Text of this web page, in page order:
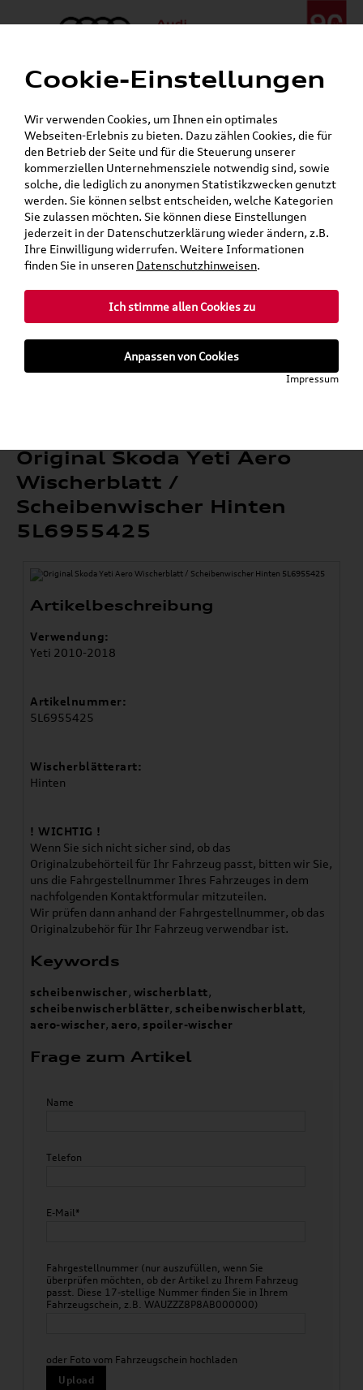
Menü
24h-Pannenhilfe:+49 (0)171 / 870 72 87
Öffnet in 2 Stunden, 34 Minuten
Verkauf:
Mo. - Fr. 08:00 - 19:00 Uhr Sa. 09:00 - 13:00 Uhr
Service:Mo. - Fr. 06:00 - 20:00 Uhr Sa. 08:00 - 13:00 Uhr
teilen Twitter Instagram WhatsApp E-Mail
» »
SKODA Original Teile »
Original Skoda Yeti Aero
Wischerblatt /
Scheibenwischer Hinten
5L6955425
Artikelbeschreibung
Verwendung:
Yeti 2010-2018
Artikelnummer:
5L6955425
Wischerblätterart:
Hinten
! WICHTIG !
Wenn Sie sich nicht sicher sind, ob das
Originalzubehörteil für Ihr Fahrzeug passt, bitten wir Sie,
uns die Fahrgestellnummer Ihres Fahrzeuges in dem
nachfolgenden Kontaktformular mitzuteilen.
Wir prüfen dann anhand der Fahrgestellnummer, ob das
Originalzubehör für Ihr Fahrzeug verwendbar ist.
Keywords
scheibenwischer, wischerblatt,
scheibenwischerblätter, scheibenwischerblatt,
aero-wischer, aero, spoiler-wischer
Frage zum Artikel
Name
Telefon
E-Mail*
Fahrgestellnummer (nur auszufüllen, wenn Sie
überprüfen möchten, ob der Artikel zu Ihrem Fahrzeug
passt. Diese 17-stellige Nummer finden Sie in Ihrem
Fahrzeugschein, z.B. WAUZZZ8P8AB000000)
oder Foto vom Fahrzeugschein hochladen
Upload
Cookie-Einstellungen
Wir verwenden Cookies, um Ihnen ein optimales
Webseiten-Erlebnis zu bieten. Dazu zählen Cookies, die für
den Betrieb der Seite und für die Steuerung unserer
kommerziellen Unternehmensziele notwendig sind, sowie
solche, die lediglich zu anonymen Statistikzwecken genutzt
werden. Sie können selbst entscheiden, welche Kategorien
Sie zulassen möchten. Sie können diese Einstellungen
jederzeit in der Datenschutzerklärung wieder ändern, z.B.
Ihre Einwilligung widerrufen. Weitere Informationen
finden Sie in unseren Datenschutzhinweisen.
Ich stimme allen Cookies zu
Anpassen von Cookies
Impressum